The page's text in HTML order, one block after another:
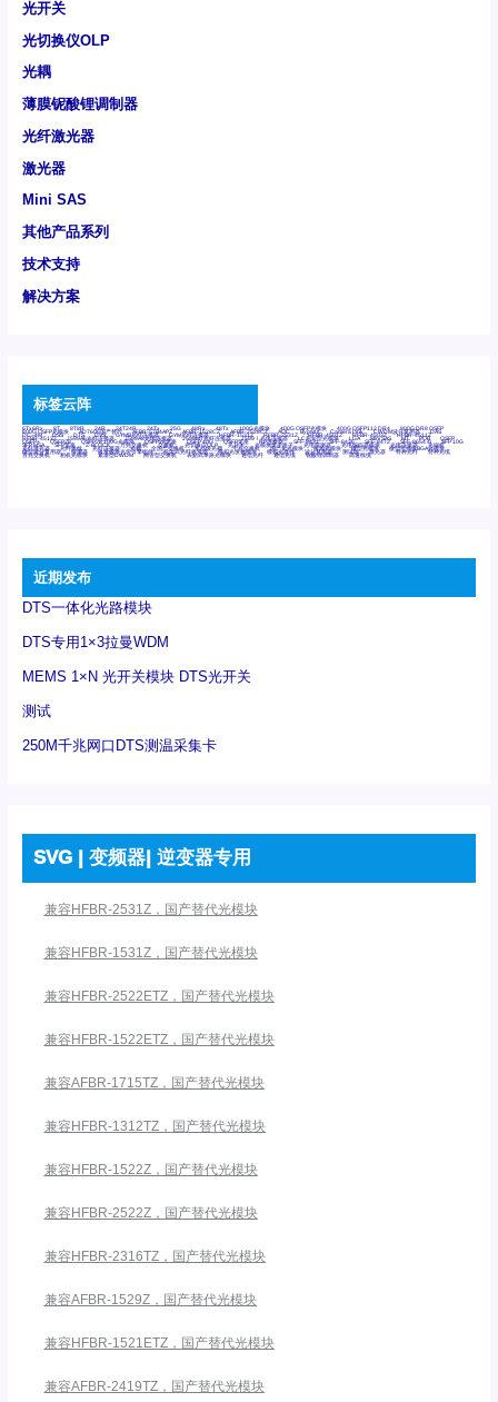
光开关
光切换仪OLP
光耦
薄膜铌酸锂调制器
光纤激光器
激光器
Mini SAS
其他产品系列
技术支持
解决方案
标签云阵
6Tx6Rx 8T 8T8R 24R 24T24R 24Tx 25G 48Rx 48Tx 100G光模块 400G OSFP光模块 400G QSFP112 DR4 800G DR8 OSFP
800G OSFP光模块 AD7606国产替代 AFBR-57B4APZ AFBR-1528CZ AFBR-2528CZ AOC Bypass Camera Link CWDM波分复用器 DAS
DC~4M DSS DTS DVS GYMB光纤连接器 GYM光纤连接器 HFBR-1531Z HFBR-2531Z HFBR-4501Z HFBR-4503Z HFBR-4511Z
HFBR-4513Z J599A6光纤连接器 J599A8光电连接器 J599MT光纤连接器 J599Ⅰ光电连接器 LC超短型光模块 LGA Mini SAS MT POB QSFP
QSFP+ QSFP28 QSFP28 100G光模块 QSFP28笼座 QSFP 40G QSFP笼座 RP连接器 SFF-8431 SFF-8436 SFF-8472 SFF-8654 4i SFP 10G
SFP MSA SFP笼座 Z-BLOCK 万兆交换机 交换机 光切换仪OLP 光开关 光模块笼子座子 光电探测器 光电编码器模块 光电连接器 光端机
光纤激光器 光纤跳线 光纤连接器 光耦 全国产交换机 军品级光耦 千兆交换机 国产化光模块 射频光模块 微型光模块 微型可插拔BGA光模块
微型波分复用器 探测器 收发模块光学引擎组件 机架式光纤收发器 模拟光发射模块 模拟光器件 波分复用器 测试版 激光器 特种光纤 特种光缆
百兆交换机 相机光模块 紧凑型DWDM 网管型交换机 表贴式单路光模块 通信光纤 通信光缆 铌酸锂调制器 高速线缆
近期发布
DTS一体化光路模块
DTS专用1×3拉曼WDM
MEMS 1×N 光开关模块 DTS光开关
测试
250M千兆网口DTS测温采集卡
SVG | 变频器| 逆变器专用
兼容HFBR-2531Z，国产替代光模块
兼容HFBR-1531Z，国产替代光模块
兼容HFBR-2522ETZ，国产替代光模块
兼容HFBR-1522ETZ，国产替代光模块
兼容AFBR-1715TZ，国产替代光模块
兼容HFBR-1312TZ，国产替代光模块
兼容HFBR-1522Z，国产替代光模块
兼容HFBR-2522Z，国产替代光模块
兼容HFBR-2316TZ，国产替代光模块
兼容AFBR-1529Z，国产替代光模块
兼容HFBR-1521ETZ，国产替代光模块
兼容AFBR-2419TZ，国产替代光模块